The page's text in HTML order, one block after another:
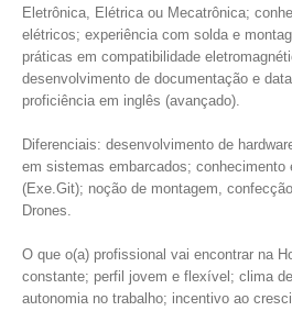
Eletrônica, Elétrica ou Mecatrônica;
elétricos; experiência com solda e
práticas em compatibilidade
desenvolvimento de documentação e
proficiência em inglês (avançado).
Diferenciais: desenvolvimento de
em sistemas embarcados; conhecimento
(Exe.Git); noção de montagem,
Drones.
O que o(a) profissional vai encontrar na
constante; perfil jovem e flexível; clima
autonomia no trabalho; incentivo ao